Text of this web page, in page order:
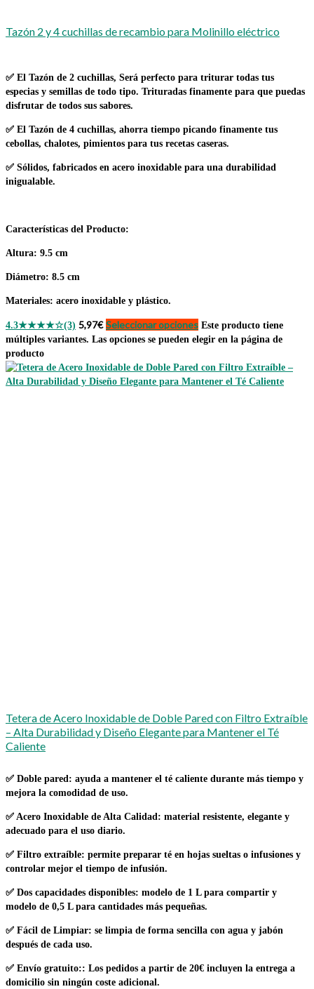
Tazón 2 y 4 cuchillas de recambio para Molinillo eléctrico
✅ El Tazón de 2 cuchillas, Será perfecto para triturar todas tus
especias y semillas de todo tipo. Trituradas finamente para que puedas
disfrutar de todos sus sabores.
✅ El Tazón de 4 cuchillas, ahorra tiempo picando finamente tus
cebollas, chalotes, pimientos para tus recetas caseras.
✅ Sólidos, fabricados en acero inoxidable para una durabilidad
inigualable.
Características del Producto:
Altura: 9.5 cm
Diámetro: 8.5 cm
Materiales: acero inoxidable y plástico.
4.3★★★★☆(3) 5,97€ Seleccionar opciones Este producto tiene
múltiples variantes. Las opciones se pueden elegir en la página de
producto
Tetera de Acero Inoxidable de Doble Pared con Filtro Extraíble
– Alta Durabilidad y Diseño Elegante para Mantener el Té
Caliente
✅ Doble pared: ayuda a mantener el té caliente durante más tiempo y
mejora la comodidad de uso.
✅ Acero Inoxidable de Alta Calidad: material resistente, elegante y
adecuado para el uso diario.
✅ Filtro extraíble: permite preparar té en hojas sueltas o infusiones y
controlar mejor el tiempo de infusión.
✅ Dos capacidades disponibles: modelo de 1 L para compartir y
modelo de 0,5 L para cantidades más pequeñas.
✅ Fácil de Limpiar: se limpia de forma sencilla con agua y jabón
después de cada uso.
✅ Envío gratuito:: Los pedidos a partir de 20€ incluyen la entrega a
domicilio sin ningún coste adicional.